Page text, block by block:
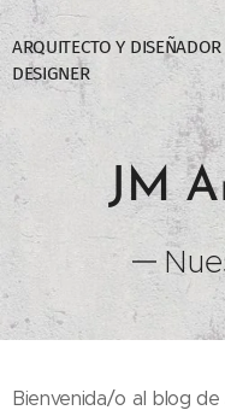
ARQUITECTO Y
DESIGNER
JM A
Bienvenida/o al blog